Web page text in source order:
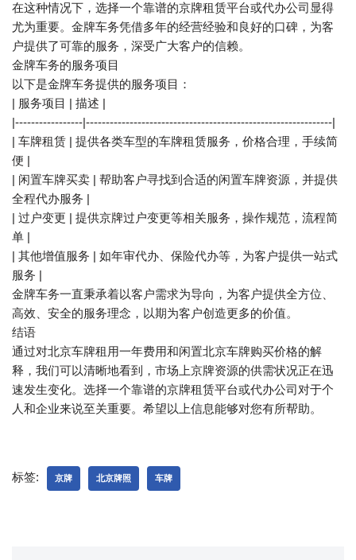
在这种情况下，选择一个靠谱的京牌租赁平台或代办公司显得
尤为重要。金牌车务凭借多年的经营经验和良好的口碑，为客
户提供了可靠的服务，深受广大客户的信赖。
金牌车务的服务项目
以下是金牌车务提供的服务项目：
| 服务项目 | 描述 |
|-----------------|--------------------------------------------------------------|
| 车牌租赁 | 提供各类车型的车牌租赁服务，价格合理，手续简
便 |
| 闲置车牌买卖 | 帮助客户寻找到合适的闲置车牌资源，并提供
全程代办服务 |
| 过户变更 | 提供京牌过户变更等相关服务，操作规范，流程简
单 |
| 其他增值服务 | 如年审代办、保险代办等，为客户提供一站式
服务 |
金牌车务一直秉承着以客户需求为导向，为客户提供全方位、
高效、安全的服务理念，以期为客户创造更多的价值。
结语
通过对北京车牌租用一年费用和闲置北京车牌购买价格的解
释，我们可以清晰地看到，市场上京牌资源的供需状况正在迅
速发生变化。选择一个靠谱的京牌租赁平台或代办公司对于个
人和企业来说至关重要。希望以上信息能够对您有所帮助。
标签: 京牌 北京牌照 车牌